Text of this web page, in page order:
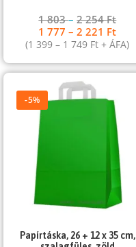
1 803–2 254Ft
1 777–2 221 Ft
(1 399– 1 749 Ft + ÁFA)
-5%
Papírtáska, 26 + 12 x 35 cm,